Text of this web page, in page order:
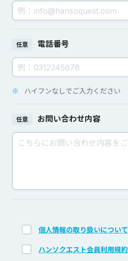
任意 電話番号
※ ハイフンなしでご入力ください
任意 お問い合わせ内容
個人情報の取り扱いについて
ハンソクエスト会員利用規約